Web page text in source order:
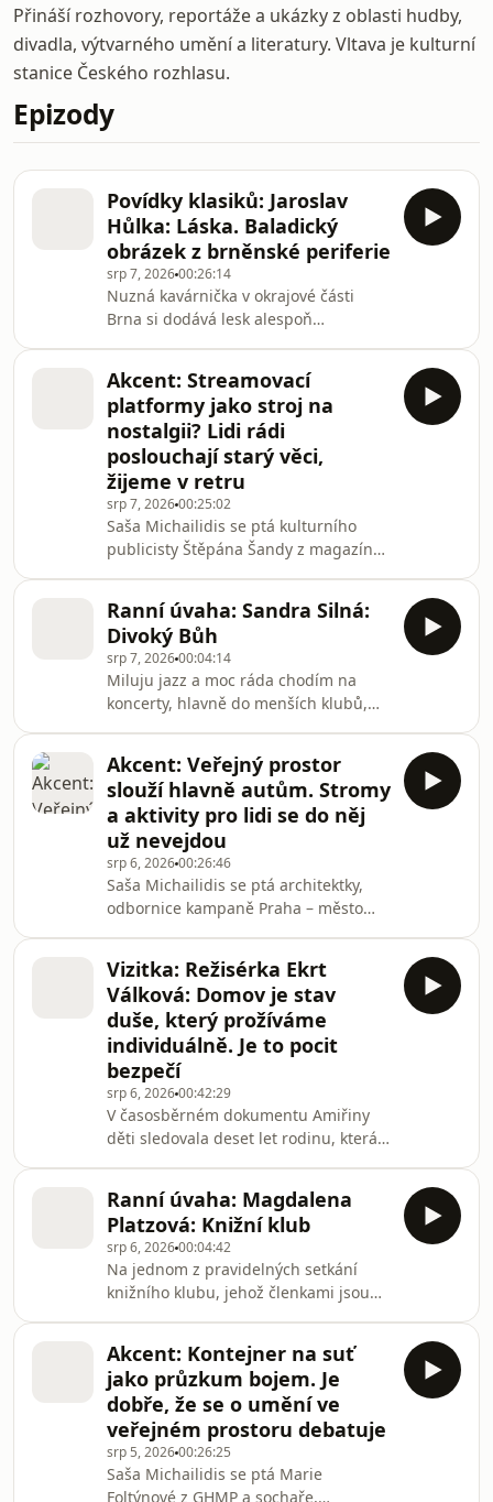
Přináší rozhovory, reportáže a ukázky z oblasti hudby,
divadla, výtvarného umění a literatury. Vltava je kulturní
stanice Českého rozhlasu.
Epizody
Povídky klasiků: Jaroslav
Hůlka: Láska. Baladický
obrázek z brněnské periferie
srp 7, 202600:26:14
Nuzná kavárnička v okrajové části
Brna si dodává lesk alespoň
blonďatou Lojzku. Vedle práce na
place chodí s pány, co platí, i nahoru
na pokoj. Kdykoli kromě sobot. O
sobotách patří Lojzka hromotlukovi z
místních jatek. Rudolf chápe, že
Lojzka musí pracovat. Ale na jeho
sobotu mu nešahejte, nebo…!
Akcent: Streamovací
platformy jako stroj na
nostalgii? Lidi rádi
poslouchají starý věci,
žijeme v retru
srp 7, 202600:25:02
Saša Michailidis se ptá kulturního
publicisty Štěpána Šandy z magazínu
hitparádám vládne nostalgie a
neochota opustit osvědčené hity,
alespoň to napsal Karel Veselý ve
svém článku. Vypadá to, že
streamovací platformy mění strategii
a už necílí na příznivce hudby, kteří
hledají něco nového, ale na milovníky
retra. Může se stát
Ranní úvaha: Sandra Silná:
Divoký Bůh
srp 7, 202600:04:14
Miluju jazz a moc ráda chodím na
koncerty, hlavně do menších klubů,
se hravě míhají po stupnicích sem a
tam. Už kdysi jsem si do deníku
zapsala, že se mi na tomhle druhu
hudby líbí jistá nepředvídatelnost,
nespoutanost.
Akcent: Veřejný prostor
slouží hlavně autům. Stromy
a aktivity pro lidi se do něj
už nevejdou
srp 6, 202600:26:46
Saša Michailidis se ptá architektky,
odbornice kampaně Praha – město
pedagoga, publicisty Pavla Karouse,
který stojí mj. za projektem Vetřelci a
volavky. Od roku 1980 klesá čas, který
trávíme v ulicích, a zároveň se zdá, že
veřejný prostor ztrácí svou sociální
funkci. Alespoň to tvrdí francouzský
tisk na základě americké studie. V
Vizitka: Režisérka Ekrt
Válková: Domov je stav
duše, který prožíváme
individuálně. Je to pocit
bezpečí
srp 6, 202600:42:29
V časosběrném dokumentu Amiřiny
děti sledovala deset let rodinu, která
se do snímku příliš nemíchat politiku,
jít formou osobního příběhu a dialogu
s divákem. „To, co si přečetli o České
republice, na ně nedělalo dobrý
dojem,“ popisuje ve Vizitce. „Není
třeba prolnout se úplně, stačí se
respektovat navzájem.“ Repríza z 15.
le
Ranní úvaha: Magdalena
Platzová: Knižní klub
srp 6, 202600:04:42
Na jednom z pravidelných setkání
knižního klubu, jehož členkami jsou
mne sebou Lara, moje americká
kamarádka s průkopnickou povahou,
jíž občas využívám jako ledoborce.
Držím se v jejím zákrytu a odvažuji se
do míst, do kterých bych si, coby
ostýchavý introvert, sama netroufla. Ať
Akcent: Kontejner na suť
jako průzkum bojem. Je
dobře, že se o umění ve
veřejném prostoru debatuje
srp 5, 202600:26:25
Saša Michailidis se ptá Marie
Foltýnové z GHMP a sochaře,